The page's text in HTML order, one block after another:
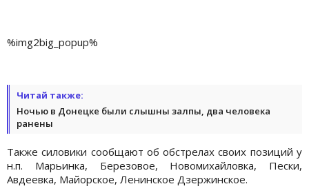
%img2big_popup%
Читай также:
Ночью в Донецке были слышны залпы, два человека
ранены
Также силовики сообщают об обстрелах своих позиций у
н.п. Марьинка, Березовое, Новомихайловка, Пески,
Авдеевка, Майорское, Ленинское Дзержинское.